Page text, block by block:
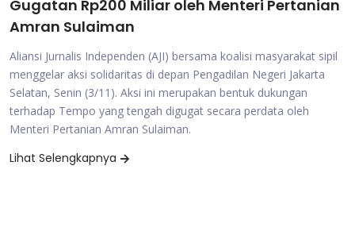
Gugatan Rp200 Miliar oleh Menteri Pertanian
Amran Sulaiman
Aliansi Jurnalis Independen (AJI) bersama koalisi masyarakat sipil
menggelar aksi solidaritas di depan Pengadilan Negeri Jakarta
Selatan, Senin (3/11). Aksi ini merupakan bentuk dukungan
terhadap Tempo yang tengah digugat secara perdata oleh
Menteri Pertanian Amran Sulaiman.
Lihat Selengkapnya